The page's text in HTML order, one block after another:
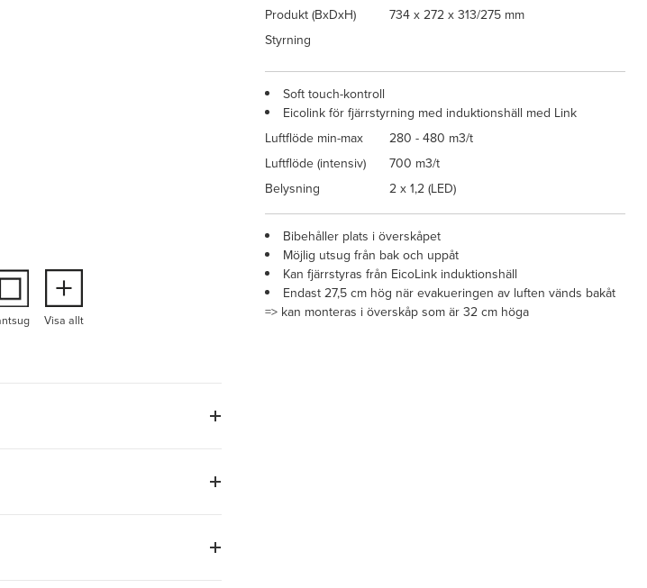
Visa allt
Produkt (BxDxH)
734 x 272 x 313/275 mm
Styrning
Soft touch-kontroll
Eicolink för fjärrstyrning med induktionshäll med Link
Luftflöde min-max
280 - 480 m3/t
Luftflöde (intensiv)
700 m3/t
Belysning
2 x 1,2 (LED)
Bibehåller plats i överskåpet
Möjlig utsug från bak och uppåt
Kan fjärrstyras från EicoLink induktionshäll
Endast 27,5 cm hög när evakueringen av luften vänds bakåt
=> kan monteras i överskåp som är 32 cm höga